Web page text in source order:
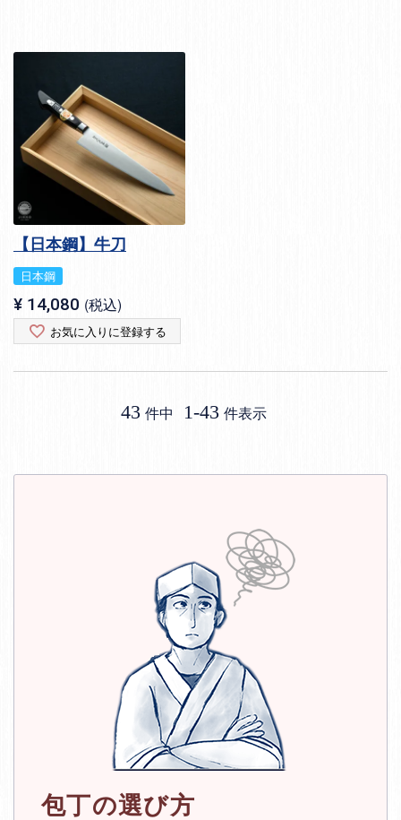
【日本鋼】牛刀
日本鋼
¥ 14,080 税込
お気に入りに登録する
43 件中 1-43 件表示
包丁の選び方